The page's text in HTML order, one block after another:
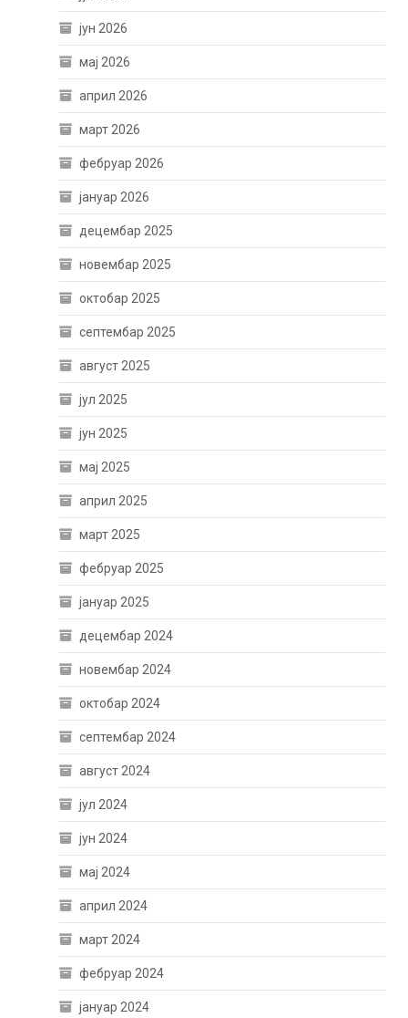
јун 2026
мај 2026
април 2026
март 2026
фебруар 2026
јануар 2026
децембар 2025
новембар 2025
октобар 2025
септембар 2025
август 2025
јул 2025
јун 2025
мај 2025
април 2025
март 2025
фебруар 2025
јануар 2025
децембар 2024
новембар 2024
октобар 2024
септембар 2024
август 2024
јул 2024
јун 2024
мај 2024
април 2024
март 2024
фебруар 2024
јануар 2024